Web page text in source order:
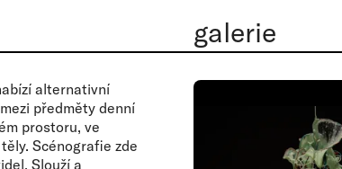
galerie
alternativní
předměty denní
prostoru, ve
Scénografie zde
Slouží a